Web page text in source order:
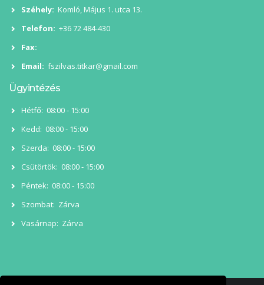
Széhely: Komló, Május 1. utca 13.
Telefon: +36 72 484-430
Fax:
Email: fszilvas.titkar@gmail.com
Ügyintézés
Hétfő: 08:00 - 15:00
Kedd: 08:00 - 15:00
Szerda: 08:00 - 15:00
Csütörtök: 08:00 - 15:00
Péntek: 08:00 - 15:00
Szombat: Zárva
Vasárnap: Zárva